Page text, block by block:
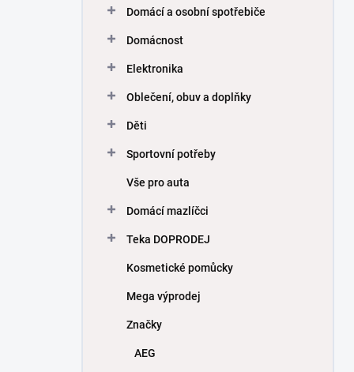
Domácí a osobní spotřebiče
Domácnost
Elektronika
Oblečení, obuv a doplňky
Děti
Sportovní potřeby
Vše pro auta
Domácí mazlíčci
Teka DOPRODEJ
Kosmetické pomůcky
Mega výprodej
Značky
AEG